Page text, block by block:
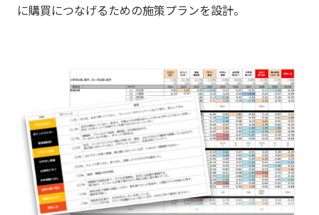
に購買につなげるための施策プランを設計。